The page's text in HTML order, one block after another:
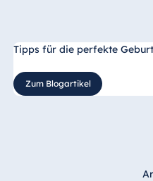
Tipps für die perfekte
Zum Blogartikel